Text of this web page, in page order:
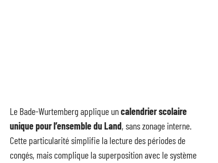
Le Bade-Wurtemberg applique uncalendrier scolaire
unique pour l’ensemble du Land, sans zonage interne.
Cette particularité simplifie la lecture des périodes de
congés, mais complique la superposition avec le système